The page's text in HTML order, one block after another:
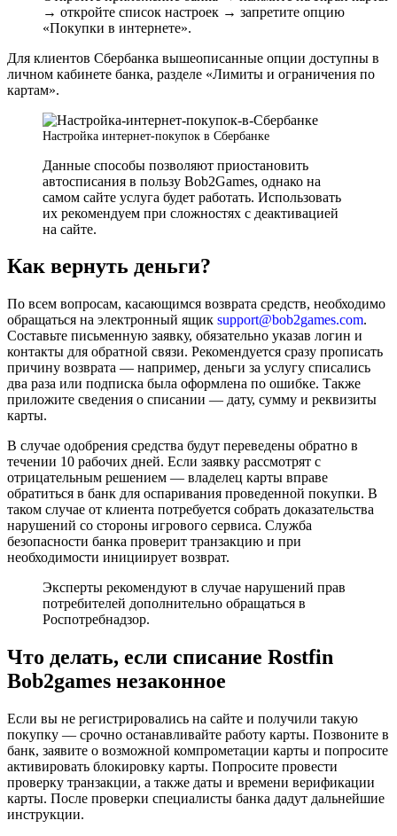
→ откройте список настроек → запретите опцию
«Покупки в интернете».
Для клиентов Сбербанка вышеописанные опции доступны в
личном кабинете банка, разделе «Лимиты и ограничения по
картам».
Настройка интернет-покупок в Сбербанке
Данные способы позволяют приостановить
автосписания в пользу Bob2Games, однако на
самом сайте услуга будет работать. Использовать
их рекомендуем при сложностях с деактивацией
на сайте.
Как вернуть деньги?
По всем вопросам, касающимся возврата средств, необходимо
обращаться на электронный ящик support@bob2games.com.
Составьте письменную заявку, обязательно указав логин и
контакты для обратной связи. Рекомендуется сразу прописать
причину возврата — например, деньги за услугу списались
два раза или подписка была оформлена по ошибке. Также
приложите сведения о списании — дату, сумму и реквизиты
карты.
В случае одобрения средства будут переведены обратно в
течении 10 рабочих дней. Если заявку рассмотрят с
отрицательным решением — владелец карты вправе
обратиться в банк для оспаривания проведенной покупки. В
таком случае от клиента потребуется собрать доказательства
нарушений со стороны игрового сервиса. Служба
безопасности банка проверит транзакцию и при
необходимости инициирует возврат.
Эксперты рекомендуют в случае нарушений прав
потребителей дополнительно обращаться в
Роспотребнадзор.
Что делать, если списание Rostfin
Bob2games незаконное
Если вы не регистрировались на сайте и получили такую
покупку — срочно останавливайте работу карты. Позвоните в
банк, заявите о возможной компрометации карты и попросите
активировать блокировку карты. Попросите провести
проверку транзакции, а также даты и времени верификации
карты. После проверки специалисты банка дадут дальнейшие
инструкции.